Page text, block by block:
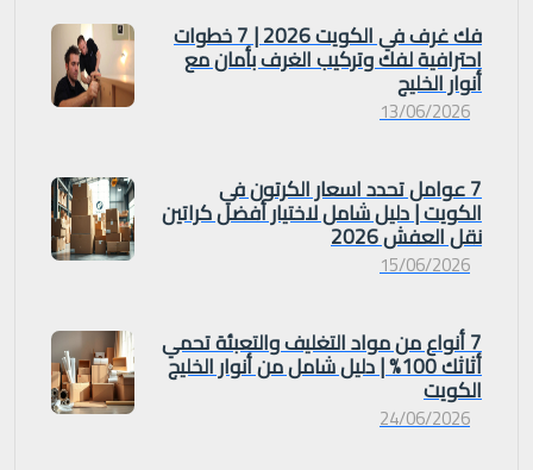
فك غرف في الكويت 2026 | 7 خطوات
احترافية لفك وتركيب الغرف بأمان مع
أنوار الخليج
13/06/2026
7 عوامل تحدد اسعار الكرتون في
الكويت | دليل شامل لاختيار أفضل كراتين
نقل العفش 2026
15/06/2026
7 أنواع من مواد التغليف والتعبئة تحمي
أثاثك 100% | دليل شامل من أنوار الخليج
الكويت
24/06/2026